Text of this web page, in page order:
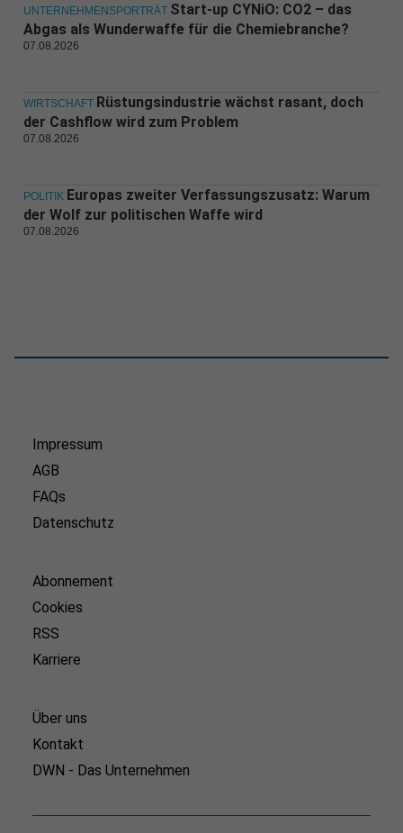
UNTERNEHMENSPORTRÄT Start-up CYNiO: CO2 – das
Abgas als Wunderwaffe für die Chemiebranche?
07.08.2026
WIRTSCHAFT Rüstungsindustrie wächst rasant, doch
der Cashflow wird zum Problem
07.08.2026
POLITIK Europas zweiter Verfassungszusatz: Warum
der Wolf zur politischen Waffe wird
07.08.2026
Impressum
AGB
FAQs
Datenschutz
Abonnement
Cookies
RSS
Karriere
Über uns
Kontakt
DWN - Das Unternehmen